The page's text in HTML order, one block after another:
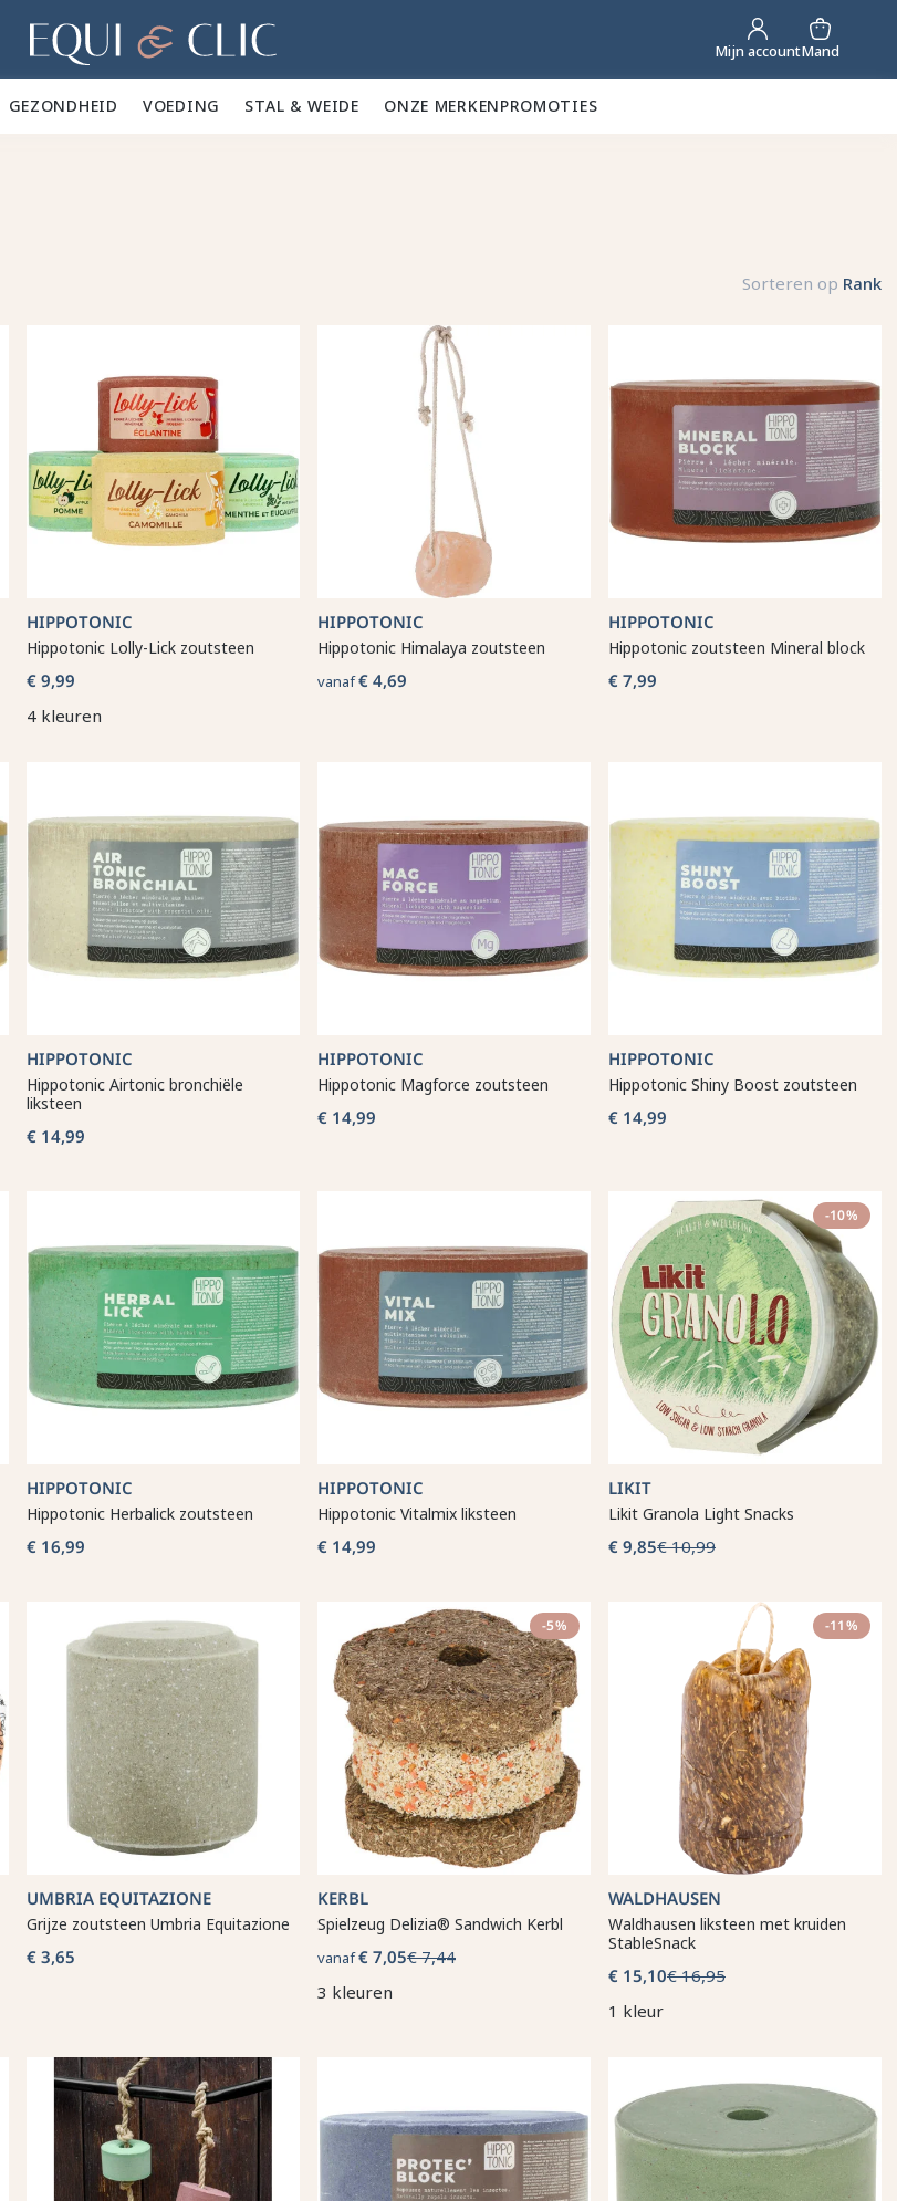
Home Mijn accountMand
GEZONDHEID ✨VOEDING 🥕 STAL & WEIDE 🍃 ONZE MERKENPROMOTIES
Sorteren op Rank
HIPPOTONIC
Hippotonic Lolly-Lick zoutsteen
€ 9,99
4 kleuren
HIPPOTONIC
Hippotonic Himalaya zoutsteen
vanaf€ 4,69
HIPPOTONIC
Hippotonic zoutsteen Mineral block
€ 7,99
HIPPOTONIC
Hippotonic Airtonic bronchiële
liksteen
€ 14,99
HIPPOTONIC
Hippotonic Magforce zoutsteen
€ 14,99
HIPPOTONIC
Hippotonic Shiny Boost zoutsteen
€ 14,99
HIPPOTONIC
Hippotonic Herbalick zoutsteen
€ 16,99
HIPPOTONIC
Hippotonic Vitalmix liksteen
€ 14,99
-10%
LIKIT
Likit Granola Light Snacks
€ 9,85€ 10,99
UMBRIA EQUITAZIONE
Grijze zoutsteen Umbria Equitazione
€ 3,65
-5%
KERBL
Spielzeug Delizia® Sandwich Kerbl
vanaf€ 7,05€ 7,44
3 kleuren
-11%
WALDHAUSEN
Waldhausen liksteen met kruiden
StableSnack
€ 15,10€ 16,95
1 kleur